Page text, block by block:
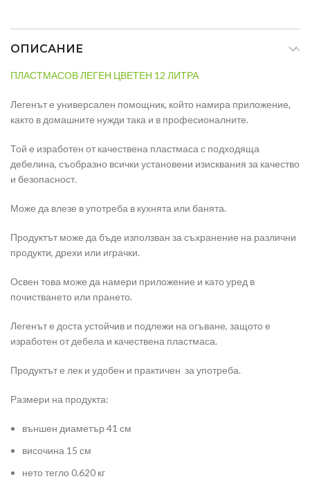
ОПИСАНИЕ
ПЛАСТМАСОВ ЛЕГЕН ЦВЕТЕН 12 ЛИТРА
Легенът е универсален помощник, който намира приложение,
както в домашните нужди така и в професионалните.
Той е изработен от качествена пластмаса с подходяща
дебелина, съобразно всички установени изисквания за качество
и безопасност.
Може да влезе в употреба в кухнята или банята.
Продуктът може да бъде използван за съхранение на различни
продукти, дрехи или играчки.
Освен това може да намери приложение и като уред в
почистването или прането.
Легенът е доста устойчив и подлежи на огъване, защото е
изработен от дебела и качествена пластмаса.
Продуктът е лек и удобен и практичен за употреба.
Размери на продукта:
външен диаметър 41 см
височина 15 см
нето тегло 0.620 кг